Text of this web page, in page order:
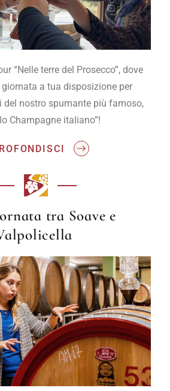
“Nelle terre del Prosecco”, dove
giornata a tua disposizione per
del nostro spumante più famoso,
Champagne italiano”!
tra Soave e